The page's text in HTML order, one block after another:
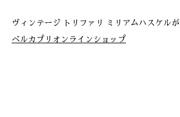
ヴィンテージ トリファリ ミリアムハスケル
ベルカプリオンラインショップ